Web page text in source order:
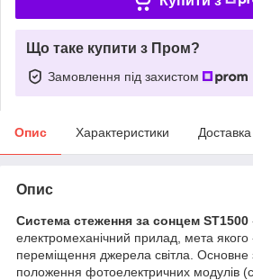
Що таке купити з Пром?
Замовлення під захистом
Опис Характеристики Доставка
Опис
Система стеження за сонцем ST1500
електромеханічний прилад, мета якого -
переміщення джерела світла. Основне
положення фотоелектричних модулів